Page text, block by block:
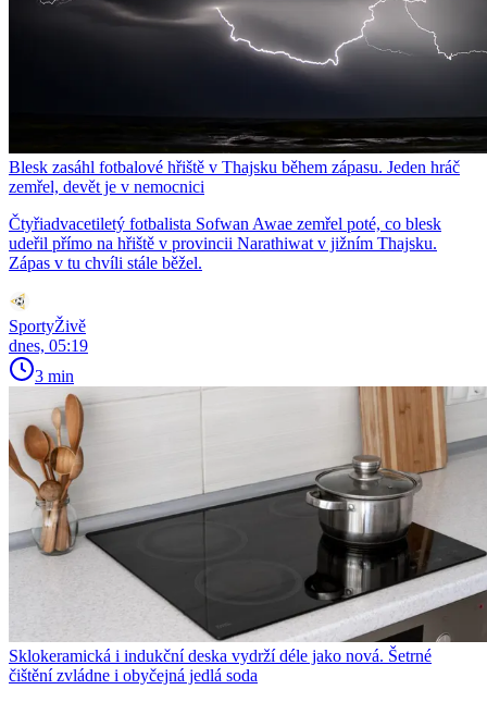
Blesk zasáhl fotbalové hřiště v Thajsku během zápasu. Jeden hráč
zemřel, devět je v nemocnici
Čtyřiadvacetiletý fotbalista Sofwan Awae zemřel poté, co blesk
udeřil přímo na hřiště v provincii Narathiwat v jižním Thajsku.
Zápas v tu chvíli stále běžel.
SportyŽivě
dnes, 05:19
3 min
Sklokeramická i indukční deska vydrží déle jako nová. Šetrné
čištění zvládne i obyčejná jedlá soda